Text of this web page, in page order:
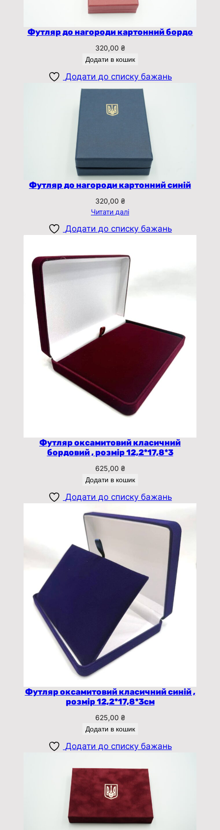
Футляр до нагороди картонний бордо
320,00 ₴
Додати в кошик
Додати до списку бажань
Футляр до нагороди картонний синій
320,00 ₴
Читати далі
Додати до списку бажань
Футляр оксамитовий класичний
бордовий , розмір 12,2*17,8*3
625,00 ₴
Додати в кошик
Додати до списку бажань
Футляр оксамитовий класичний синій ,
розмір 12,2*17,8*3см
625,00 ₴
Додати в кошик
Додати до списку бажань